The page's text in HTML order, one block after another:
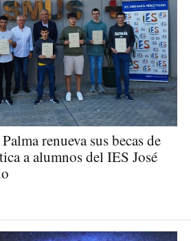
renueva sus becas de
a alumnos del IES José